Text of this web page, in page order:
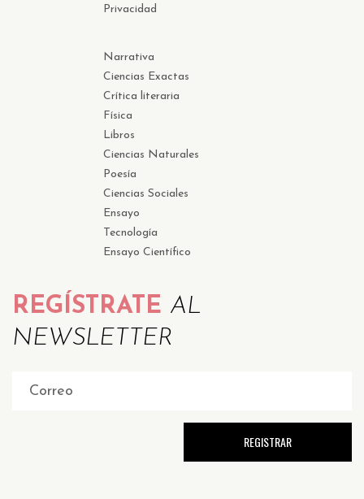
Privacidad
Narrativa
Ciencias Exactas
Crítica literaria
Física
Libros
Ciencias Naturales
Poesía
Ciencias Sociales
Ensayo
Tecnología
Ensayo Científico
REGÍSTRATE AL
NEWSLETTER